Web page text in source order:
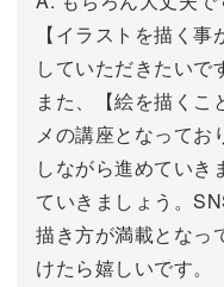
【イラストを描く
していただきたいで
また、【絵を描くこ
メの講座となってお
しながら進めていき
ていきましょう。
描き方が満載となっ
けたら嬉しいです。